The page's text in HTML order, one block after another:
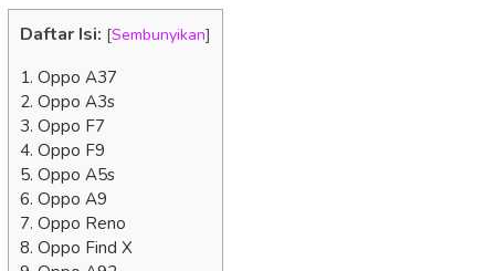
Daftar Isi: [Sembunyikan]
1. Oppo A37
2. Oppo A3s
3. Oppo F7
4. Oppo F9
5. Oppo A5s
6. Oppo A9
7. Oppo Reno
8. Oppo Find X